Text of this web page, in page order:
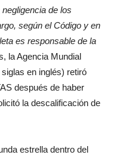
de los
según el Código y en
es responsable de la
la Agencia Mundial
en inglés) retiró
después de haber
la descalificación de
estrella dentro del